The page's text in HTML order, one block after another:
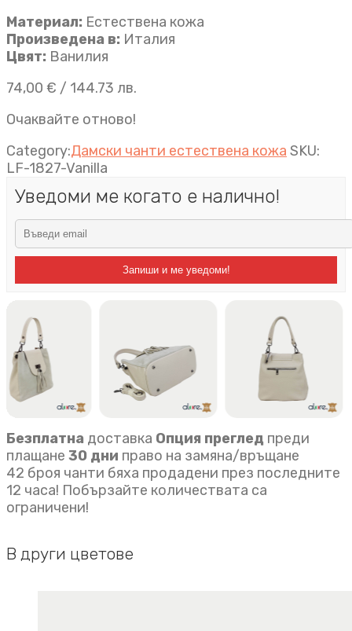
Материал: Естествена кожа
Произведена в: Италия
Цвят: Ванилия
74,00 € / 144.73 лв.
Очаквайте отново!
Category:Дамски чанти естествена кожа SKU:
LF-1827-Vanilla
Уведоми ме когато е налично!
Запиши и ме уведоми!
Безплатна доставка Опция преглед преди
плащане 30 дни право на замяна/връщане
42 броя чанти бяха продадени през последните
12 часа! Побързайте количествата са
ограничени!
В други цветове